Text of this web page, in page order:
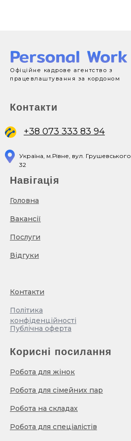
Україна, м.Рівне, вул. Грушевського
32
+38 073 333 83 94
Офіційне кадрове агентство з
працевлаштування за кордоном
Контакти
Корисні посилання
Робота для жінок
Робота для сімейних пар
Робота на складах
Робота для спеціалістів
Навігація
Головна
Вакансії
Послуги
Відгуки
Контакти
Політика
конфіденційності
Публічна оферта